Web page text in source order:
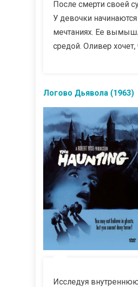
После смерти своей
У девочки
мечтаниях. Ее
средой. Оливер
Логово Дьявола (1963)
Исследуя